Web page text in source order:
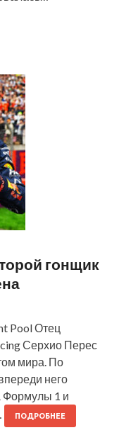
гонщик
Pool Отец
Серхио Перес
мира. По
него
Формулы 1 и
ПОДРОБНЕЕ